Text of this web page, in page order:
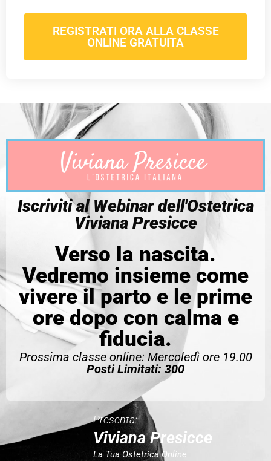
REGISTRATI ORA ALLA CLASSE
ONLINE GRATUITA
Iscriviti al Webinar dell'Ostetrica
Viviana Presicce
Verso la nascita.
Vedremo insieme come
vivere il parto e le prime
ore dopo con calma e
fiducia.
Prossima classe online: Mercoledì ore 19.00
Posti Limitati: 300
Presenta:
Viviana Presicce
La Tua Ostetrica Online